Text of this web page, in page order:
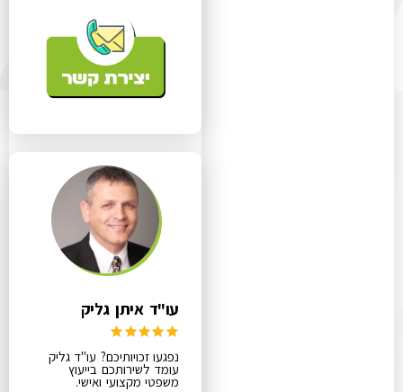
עו"ד איתן גליק
נפגעו זכויותיכם? עו"ד גליק
עומד לשירותכם בייעוץ
משפטי מקצועי ואישי.